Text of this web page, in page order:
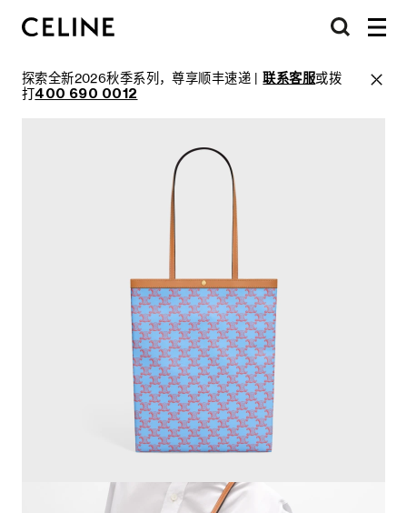
探索全新2026秋季系列，尊享顺丰速递 |联系客服或拨
打400 690 0012